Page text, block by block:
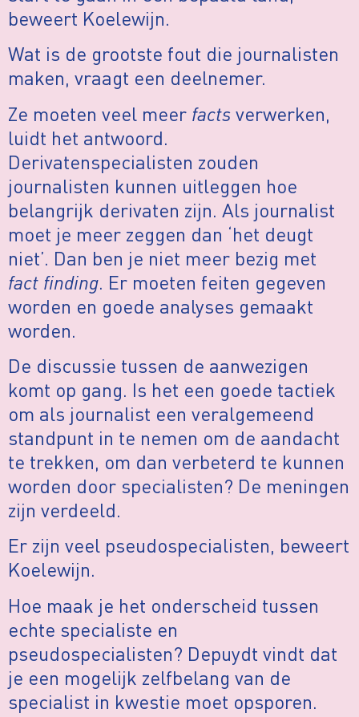
beweert Koelewijn.
Wat is de grootste fout die journalisten
maken, vraagt een deelnemer.
Ze moeten veel meer factsverwerken,
luidt het antwoord.
Derivatenspecialisten zouden
journalisten kunnen uitleggen hoe
belangrijk derivaten zijn. Als journalist
moet je meer zeggen dan ‘het deugt
niet’. Dan ben je niet meer bezig met
fact finding. Er moeten feiten gegeven
worden en goede analyses gemaakt
worden.
De discussie tussen de aanwezigen
komt op gang. Is het een goede tactiek
om als journalist een veralgemeend
standpunt in te nemen om de aandacht
te trekken, om dan verbeterd te kunnen
worden door specialisten? De meningen
zijn verdeeld.
Er zijn veel pseudospecialisten, beweert
Koelewijn.
Hoe maak je het onderscheid tussen
echte specialiste en
pseudospecialisten? Depuydt vindt dat
je een mogelijk zelfbelang van de
specialist in kwestie moet opsporen.